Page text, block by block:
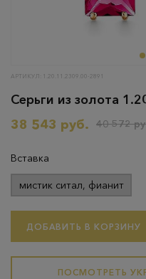
АРТИКУЛ: 1.20.11.2309.00-2891
Серьги из золота
38 543 руб.
40 572
Вставка
мистик ситал, фианит
ДОБАВИТЬ В КОРЗИНУ
ПОСМОТРЕТЬ